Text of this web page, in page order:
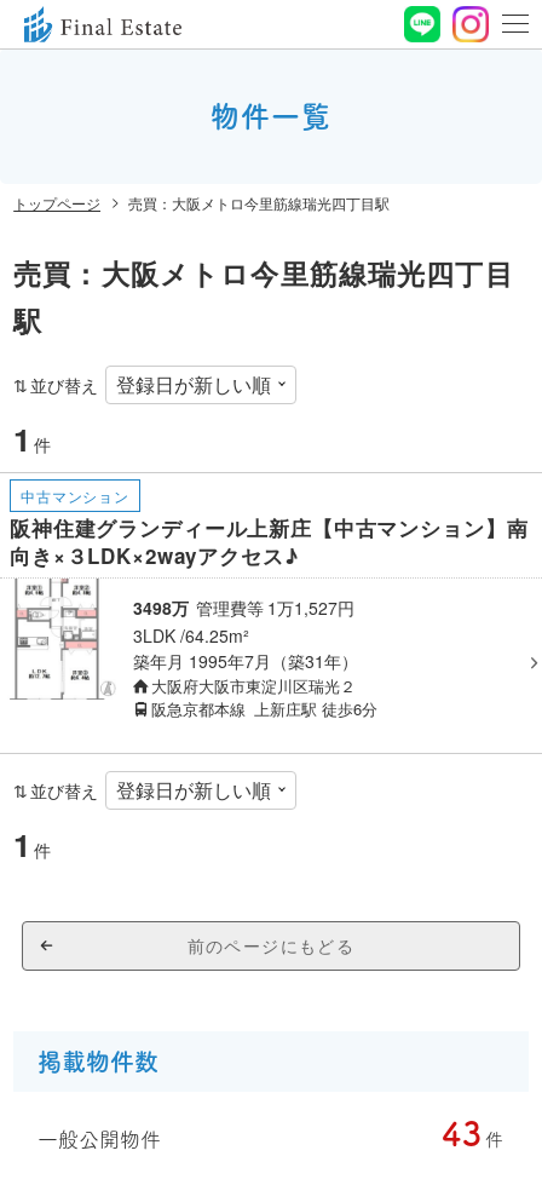
19:00 定休⽇ ⽔曜⽇
お問い合わせ
物件一覧
トップページ 売買：大阪メトロ今里筋線瑞光四丁目駅
売買：大阪メトロ今里筋線瑞光四丁目
駅
並び替え
1 件
中古マンション
阪神住建グランディール上新庄【中古マンション】南
向き×３LDK×2wayアクセス♪
3LDK 64.25m²
築年月 1995年7月（築31年）
大阪府大阪市東淀川区瑞光２
阪急京都本線 上新庄駅 徒歩6分
3498万 管理費等 1万1,527円
並び替え
1 件
前のページにもどる
掲載物件数
一般公開物件 43 件